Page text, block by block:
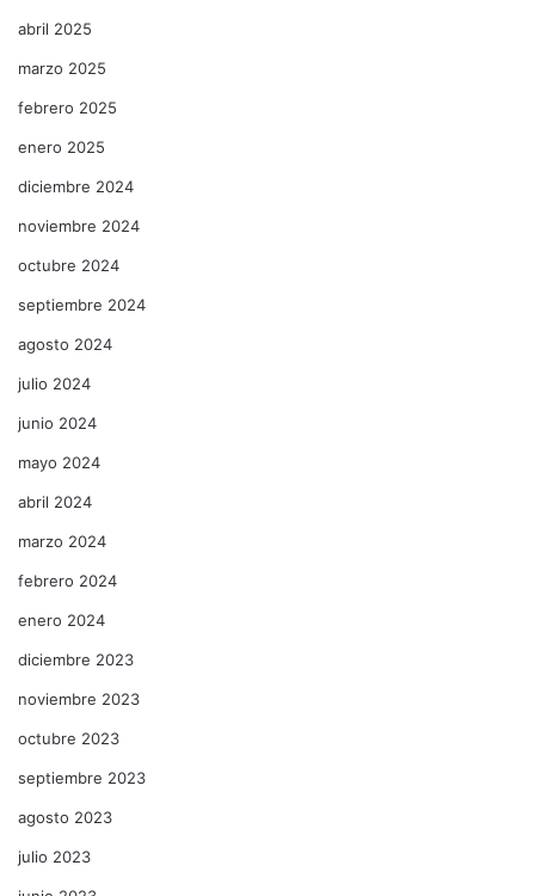
abril 2025
marzo 2025
febrero 2025
enero 2025
diciembre 2024
noviembre 2024
octubre 2024
septiembre 2024
agosto 2024
julio 2024
junio 2024
mayo 2024
abril 2024
marzo 2024
febrero 2024
enero 2024
diciembre 2023
noviembre 2023
octubre 2023
septiembre 2023
agosto 2023
julio 2023